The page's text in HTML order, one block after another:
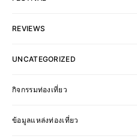
REVIEWS
UNCATEGORIZED
กิจกรรมท่องเที่ยว
ข้อมูลแหล่งท่องเที่ยว